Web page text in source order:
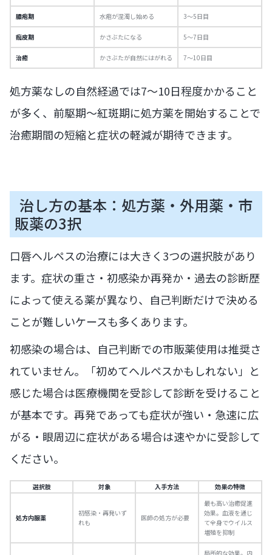
膿疱期 水疱が混濁し始める 3〜5日目
痂皮期 かさぶたになる 5〜7日目
治癒 かさぶたが自然にはがれる 7〜10日目
処方薬なしの自然経過では7〜10日程度かかること
が多く、前駆期〜紅斑期に処方薬を開始することで
治癒期間の短縮と症状の軽減が期待できます。
治し方の基本：処方薬・外用薬・市
販薬の3択
口唇ヘルペスの治療には大きく3つの選択肢があり
ます。症状の重さ・初感染か再発か・過去の診断歴
によって使える薬が異なり、自己判断だけで決める
ことが難しいケースも多くあります。
初感染の場合は、自己判断での市販薬使用は推奨さ
れていません。「初めてヘルペスかもしれない」と
感じた場合は医療機関を受診して診断を受けること
が基本です。再発であっても症状が強い・急速に広
がる・眼周辺に症状がある場合は速やかに受診して
ください。
選択肢 対象 入手方法 効果の特徴
処方内服薬
初感染・再発いず
れも
医師の処方が必要
最も高い治癒促進
効果。血液を通じ
て全身でウイルス
増殖を抑制
局所的な効果。内